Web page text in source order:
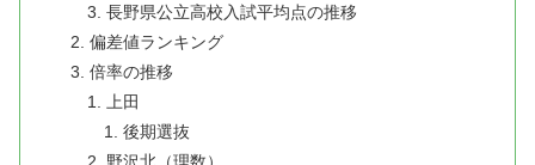
長野県公立高校入試平均点の推移
偏差値ランキング
倍率の推移
上田
後期選抜
野沢北（理数）